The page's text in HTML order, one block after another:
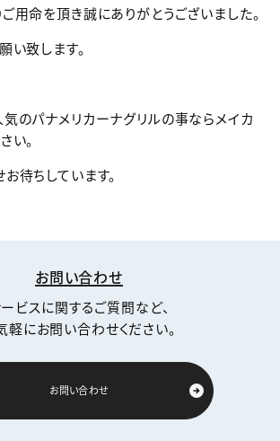
用命を頂き誠にありがとうございました。
い致します。
のパナメリカーナグリルの事ならメイカ
い。
待ちしています。
お問い合わせ
ビスに関するご質問など、
軽にお問い合わせください。
お問い合わせ